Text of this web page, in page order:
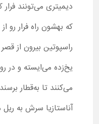
دیمیتری می‌تونند
که بهشون راه فرار رو
راسپوتین بیرون از
یخ‌زده می‌ایسته و در
می‌کنند تا به‌قطار
آناستازیا سرش به